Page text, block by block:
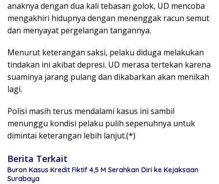
anaknya dengan dua kali tebasan golok, UD mencoba
mengakhiri hidupnya dengan menenggak racun semut
dan menyayat pergelangan tangannya.
Menurut keterangan saksi, pelaku diduga melakukan
tindakan ini akibat depresi. UD merasa tertekan karena
suaminya jarang pulang dan dikabarkan akan menikah
lagi.
Polisi masih terus mendalami kasus ini sambil
menunggu kondisi pelaku pulih sepenuhnya untuk
dimintai keterangan lebih lanjut.(*)
Berita Terkait
Buron Kasus Kredit Fiktif 4,5 M Serahkan Diri ke Kejaksaan
Surabaya